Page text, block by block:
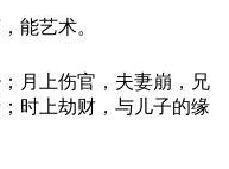
能艺术。
月上伤官，夫妻崩，兄
时上劫财，与儿子的缘